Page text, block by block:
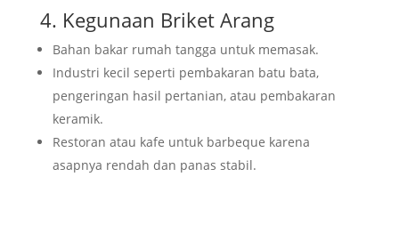
4. Kegunaan Briket Arang
Bahan bakar rumah tangga untuk memasak.
Industri kecil seperti pembakaran batu bata,
pengeringan hasil pertanian, atau pembakaran
keramik.
Restoran atau kafe untuk barbeque karena
asapnya rendah dan panas stabil.